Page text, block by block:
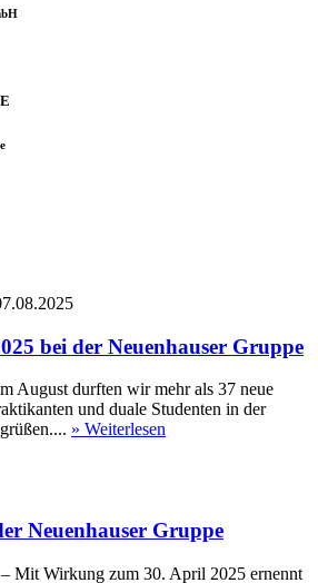
bei der Neuenhauser Gruppe
August durften wir mehr als 37 neue
und duale Studenten in der
» Weiterlesen
Neuenhauser Gruppe
Mit Wirkung zum 30. April 2025 ernennt